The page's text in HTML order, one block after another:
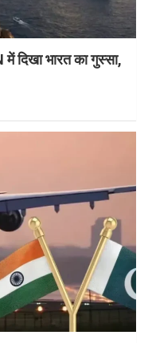
दिखा भारत का गुस्सा,